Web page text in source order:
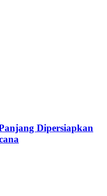
Dipersiapkan